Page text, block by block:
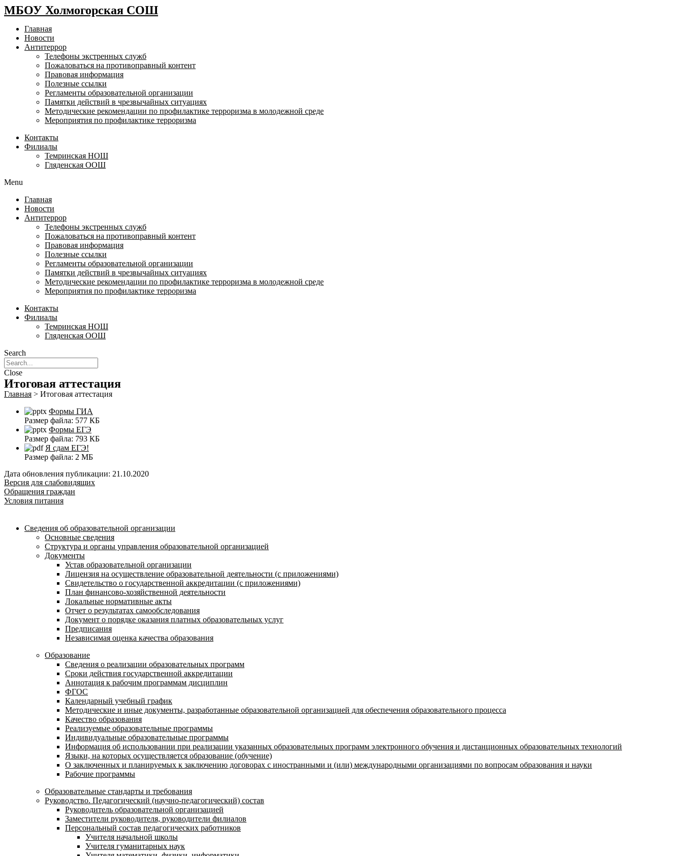
МБОУ Холмогорская СОШ
Главная
Новости
Антитеррор
Телефоны экстренных служб
Пожаловаться на противоправный контент
Правовая информация
Полезные ссылки
Регламенты образовательной организации
Памятки действий в чрезвычайных ситуациях
Методические рекомендации по профилактике терроризма в молодежной среде
Мероприятия по профилактике терроризма
Контакты
Филиалы
Темринская НОШ
Гляденская ООШ
Menu
Главная
Новости
Антитеррор
Телефоны экстренных служб
Пожаловаться на противоправный контент
Правовая информация
Полезные ссылки
Регламенты образовательной организации
Памятки действий в чрезвычайных ситуациях
Методические рекомендации по профилактике терроризма в молодежной среде
Мероприятия по профилактике терроризма
Контакты
Филиалы
Темринская НОШ
Гляденская ООШ
Search
Close
Итоговая аттестация
Главная > Итоговая аттестация
Формы ГИА
Размер файла: 577 КБ
Формы ЕГЭ
Размер файла: 793 КБ
Я сдам ЕГЭ!
Размер файла: 2 МБ
Дата обновления публикации: 21.10.2020
Версия для слабовидящих
Обращения граждан
Условия питания
Сведения об образовательной организации
Основные сведения
Структура и органы управления образовательной организацией
Документы
Устав образовательной организации
Лицензия на осуществление образовательной деятельности (с приложениями)
Свидетельство о государственной аккредитации (с приложениями)
План финансово-хозяйственной деятельности
Локальные нормативные акты
Отчет о результатах самообследования
Документ о порядке оказания платных образовательных услуг
Предписания
Независимая оценка качества образования
Образование
Сведения о реализации образовательных программ
Сроки действия государственной аккредитации
Аннотация к рабочим программам дисциплин
ФГОС
Календарный учебный график
Методические и иные документы, разработанные образовательной организацией для обеспечения образовательного процесса
Качество образования
Реализуемые образовательные программы
Индивидуальные образовательные программы
Информация об использовании при реализации указанных образовательных программ электронного обучения и дистанционных образовательных технологий
Языки, на которых осуществляется образование (обучение)
О заключенных и планируемых к заключению договорах с иностранными и (или) международными организациями по вопросам образования и науки
Рабочие программы
Образовательные стандарты и требования
Руководство. Педагогический (научно-педагогический) состав
Руководитель образовательной организацией
Заместители руководителя, руководители филиалов
Персональный состав педагогических работников
Учителя начальной школы
Учителя гуманитарных наук